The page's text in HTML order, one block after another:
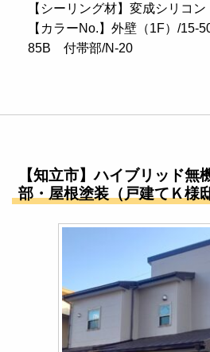
【シーリング材】変成シリコン
【カラーNo.】外壁（1F）/
85B 付帯部/N-20
【知立市】ハイブリッド無
部・屋根塗装（戸建てＫ様邸